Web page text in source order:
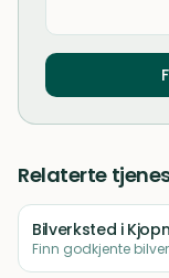
Relaterte
Bilverksted i
Finn godkjente